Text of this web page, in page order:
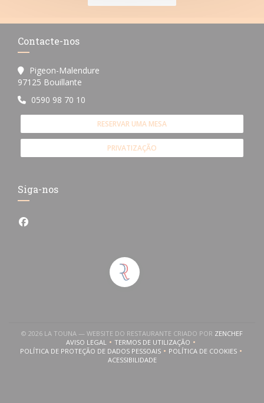
nova janela))
Contacte-nos
Pigeon-Malendure
97125 Bouillante
0590 98 70 10
RESERVAR UMA MESA
PRIVATIZAÇÃO
Siga-nos
Facebook ((abre numa nova janela))
© 2026 LA TOUNA — WEBSITE DO RESTAURANTE CRIADO POR ZENCHEF
AVISO LEGAL((ABRE NUMA NOVA JANELA))
TERMOS DE UTILIZAÇÃO((ABRE NUMA NOVA JANELA))
POLÍTICA DE PROTEÇÃO DE DADOS PESSOAIS
((ABRE NUMA NOVA JANELA))POLÍTICA DE COOKIES
((ABRE NUMA
ACESSIBILIDADE((ABRE NUMA NOVA JANELA))